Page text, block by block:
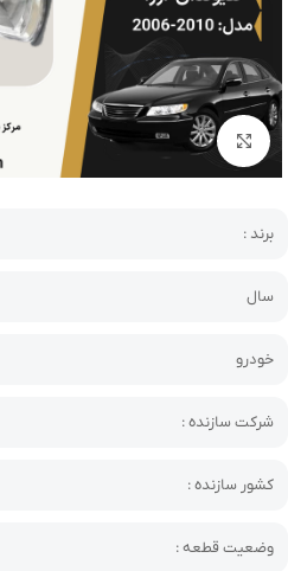
بزرگنمایی تصویر
برند :
سال
خودرو
شرکت سازنده :
کشور سازنده :
وضعیت قطعه :